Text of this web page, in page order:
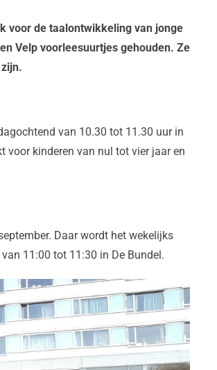
voor de taalontwikkeling van jonge
Velp voorleesuurtjes gehouden. Ze
van 10.30 tot 11.30 uur in
voor kinderen van nul tot vier jaar en
Daar wordt het wekelijks
11:00 tot 11:30 in De Bundel.